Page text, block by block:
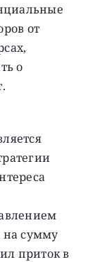
от
о
на сумму
приток в